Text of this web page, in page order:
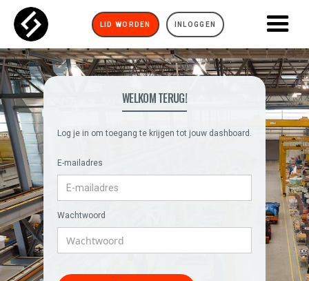
LID WORDEN INLOGGEN
WELKOM TERUG!
Log je in om toegang te krijgen tot jouw dashboard.
E-mailadres
Wachtwoord